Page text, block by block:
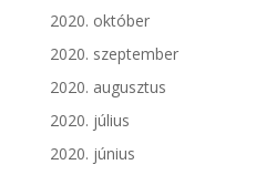
2020. október
2020. szeptember
2020. augusztus
2020. július
2020. június